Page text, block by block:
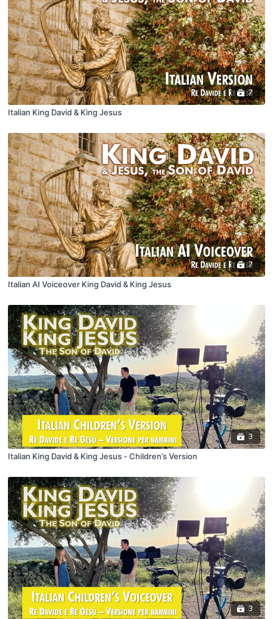
7
Italian King David & King Jesus
7
Italian AI Voiceover King David & King Jesus
3
Italian King David & King Jesus - Children’s Version
3